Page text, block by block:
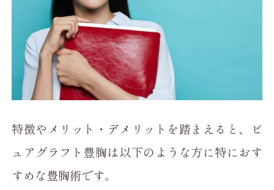
特徴やメリット・デメリットを踏まえると、ピ
ュアグラフト豊胸は以下のような方に特におす
すめな豊胸術です。